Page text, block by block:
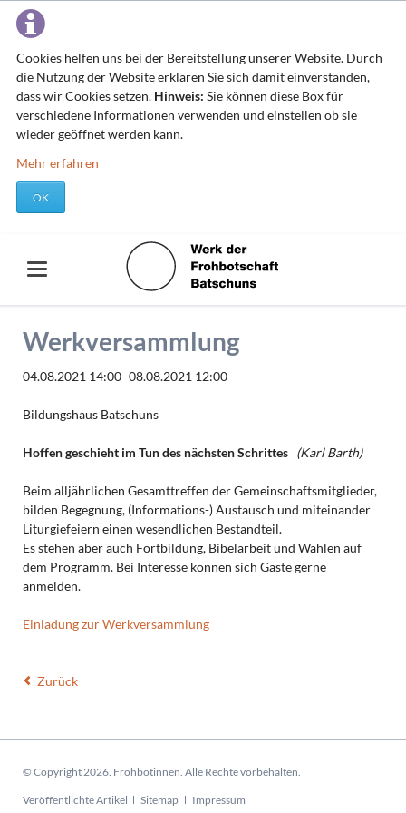
Cookies helfen uns bei der Bereitstellung unserer Website. Durch
die Nutzung der Website erklären Sie sich damit einverstanden,
dass wir Cookies setzen. Hinweis: Sie können diese Box für
verschiedene Informationen verwenden und einstellen ob sie
wieder geöffnet werden kann.
Mehr erfahren
OK
Werkversammlung
04.08.2021 14:00–08.08.2021 12:00
Bildungshaus Batschuns
Hoffen geschieht im Tun des nächsten Schrittes (Karl Barth)
Beim alljährlichen Gesamttreffen der Gemeinschaftsmitglieder,
bilden Begegnung, (Informations-) Austausch und miteinander
Liturgiefeiern einen wesendlichen Bestandteil.
Es stehen aber auch Fortbildung, Bibelarbeit und Wahlen auf
dem Programm. Bei Interesse können sich Gäste gerne
anmelden.
Einladung zur Werkversammlung
Zurück
© Copyright 2026. Frohbotinnen. Alle Rechte vorbehalten.
Navigation
Veröffentlichte Artikel Sitemap Impressum